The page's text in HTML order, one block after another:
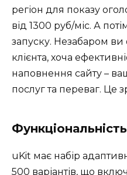
регіон для показу
від 1300 руб/міс. А
запуску. Незабаром
клієнта, хоча
наповнення сайту –
послуг та переваг. Це
uKit має набір
500 варіантів, що